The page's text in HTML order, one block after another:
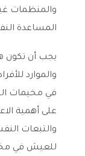
والمنظمات
المساعدة
يجب أن تكون
والموارد
في مخيمات
على أهمية
والتبعات
للعيش في